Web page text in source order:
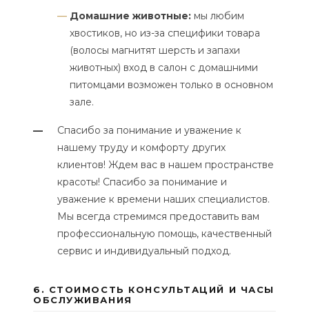
Домашние животные: мы любим
хвостиков, но из-за специфики товара
(волосы магнитят шерсть и запахи
животных) вход в салон с домашними
питомцами возможен только в основном
зале.
—
Спасибо за понимание и уважение к
нашему труду и комфорту других
клиентов! Ждем вас в нашем пространстве
красоты! Спасибо за понимание и
уважение к времени наших специалистов.
Мы всегда стремимся предоставить вам
профессиональную помощь, качественный
сервис и индивидуальный подход.
6. СТОИМОСТЬ КОНСУЛЬТАЦИЙ И ЧАСЫ
ОБСЛУЖИВАНИЯ